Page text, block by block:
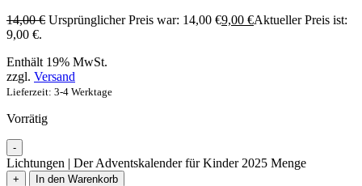
14,00€ Ursprünglicher Preis war: 14,00 €9,00 €Aktueller Preis ist:
9,00 €.
Enthält 19% MwSt.
zzgl. Versand
Lieferzeit: 3-4 Werktage
Vorrätig
-
Lichtungen | Der Adventskalender für Kinder 2025 Menge
+ In den Warenkorb